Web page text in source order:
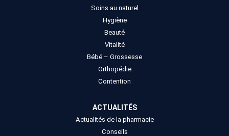
Soins au naturel
Hygiène
Beauté
Vitalité
Bébé – Grossesse
Orthopédie
Contention
ACTUALITÉS
Actualités de la pharmacie
Conseils